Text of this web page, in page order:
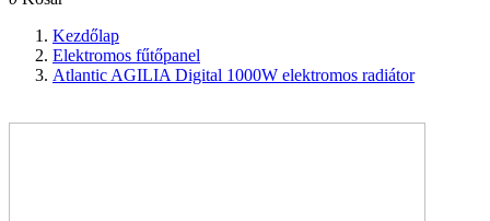
Kezdőlap
Elektromos fűtőpanel
Atlantic AGILIA Digital 1000W elektromos radiátor